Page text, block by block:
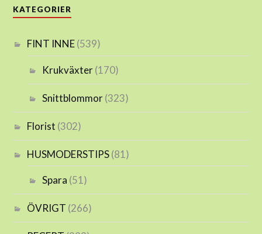
KATEGORIER
FINT INNE(539)
Krukväxter(170)
Snittblommor(323)
Florist (302)
HUSMODERSTIPS(81)
Spara (51)
ÖVRIGT (266)